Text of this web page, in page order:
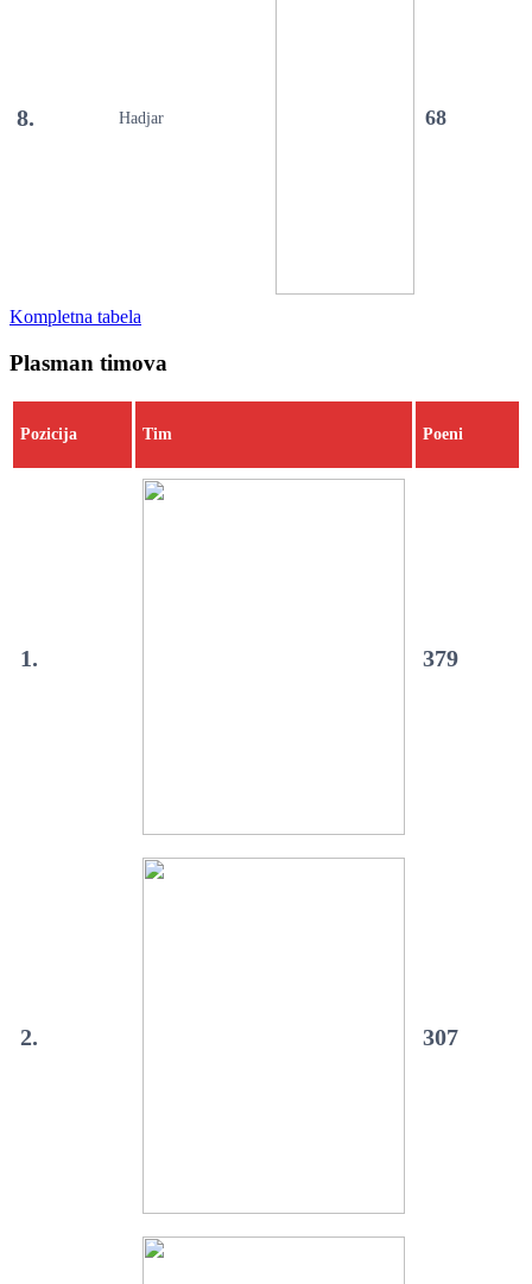
8. Hadjar 68
Kompletna tabela
Plasman timova
Pozicija Tim Poeni
1. 379
2. 307